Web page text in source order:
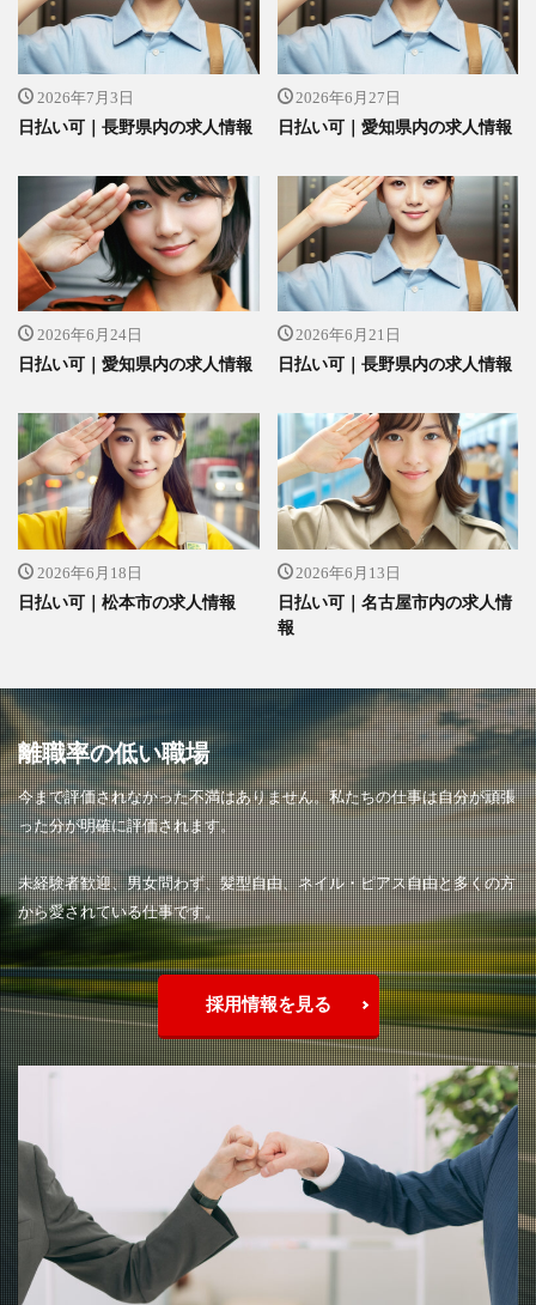
2026年7月3日
日払い可｜長野県内の求人情報
2026年6月27日
日払い可｜愛知県内の求人情報
2026年6月24日
日払い可｜愛知県内の求人情報
2026年6月21日
日払い可｜長野県内の求人情報
2026年6月18日
日払い可｜松本市の求人情報
2026年6月13日
日払い可｜名古屋市内の求人情
報
離職率の低い職場
今まで評価されなかった不満はありません。私たちの仕事は自分が頑張
った分が明確に評価されます。
未経験者歓迎、男女問わず、髪型自由、ネイル・ピアス自由と多くの方
から愛されている仕事です。
採用情報を見る